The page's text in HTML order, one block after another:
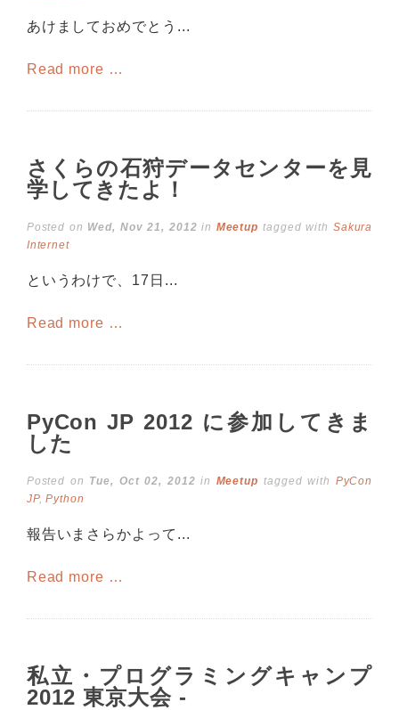
あけましておめでとう...
Read more …
さくらの石狩データセンターを見
学してきたよ！
Posted on Wed, Nov 21, 2012 in Meetup tagged with Sakura
Internet
というわけで、17日...
Read more …
PyCon JP 2012 に参加してきま
した
Posted on Tue, Oct 02, 2012 in Meetup tagged with PyCon
JP,Python
報告いまさらかよって...
Read more …
私立・プログラミングキャンプ
2012 東京大会 -